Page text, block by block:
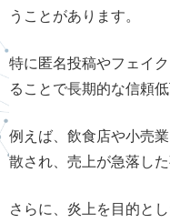
うことがあります。
特に匿名投稿やフェイ
ることで長期的な信頼
例えば、飲食店や小売
散され、売上が急落した
さらに、炎上を目的と